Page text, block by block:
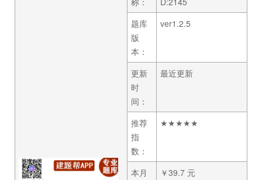
题库
版
本：
ver1.2.5
更新
时
间：
最近更新
推荐
指
数：
★★★★★
本月
￥39.7 元